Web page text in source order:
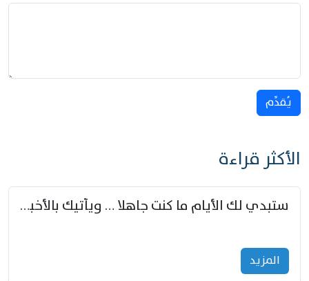
يُقدِّم
الأكثر قراءة
ستبدي لك الأيام ما كنت جاهلا … ويأتيك بالأخبار من لم تزوّد
المزید